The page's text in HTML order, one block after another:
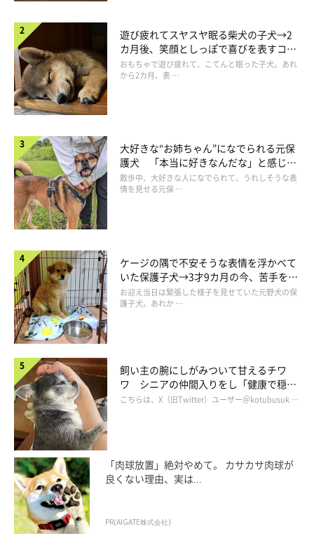
遊び疲れてスヤスヤ眠る柴犬の子犬→2
カ月後、笑顔としっぽで喜びを表すコに
成長！
おもちゃで遊び疲れて、こてんと眠った子犬。あれ
から2カ月、表 …
大好きな“お姉ちゃん”になでられる元保
護犬 「本当に好きなんだな」と感じる
表情にほっこり
散歩中、大好きな人になでられて、うれしそうな表
情を見せる元保 …
ケージの隅で不安そうな表情を浮かべて
いた保護子犬→3才9カ月の今、苦手を克
服し頼もしいコに成長！
お迎え当日は緊張した様子を見せていた元野犬の保
護子犬。あれか …
飼い主の腕にしがみついて甘えるチワ
ワ シニアの仲間入りをし「健康で穏や
かな暮らしが続いてほしい」と願う
こちらは、X（旧Twitter）ユーザー＠kotubusuk …
「肉球放置」絶対やめて。 カサカサ肉球が
良くない理由、実は...
PR(AIGATE株式会社)